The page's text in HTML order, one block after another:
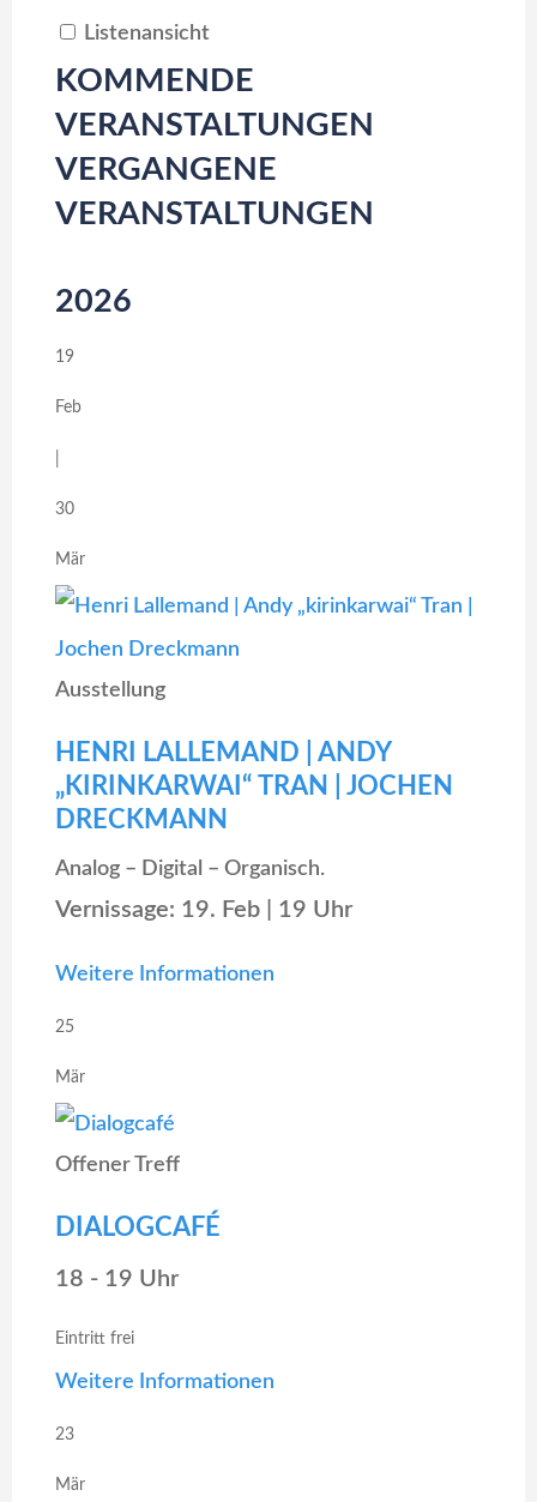
Listenansicht
KOMMENDE
VERANSTALTUNGEN
VERGANGENE
VERANSTALTUNGEN
2026
19
Feb
30
Mär
Ausstellung
HENRI LALLEMAND | ANDY
„KIRINKARWAI“ TRAN | JOCHEN
DRECKMANN
Analog – Digital – Organisch.
Vernissage: 19. Feb | 19 Uhr
Weitere Informationen
25
Mär
Offener Treff
DIALOGCAFÉ
18 - 19 Uhr
Eintritt frei
Weitere Informationen
23
Mär